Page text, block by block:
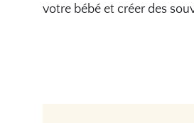
votre bébé et créer des